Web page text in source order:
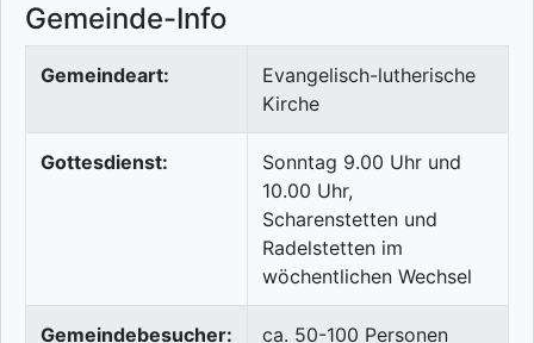
Gemeinde-Info
Gemeindeart:
Evangelisch-lutherische
Kirche
Gottesdienst:
Sonntag 9.00 Uhr und
10.00 Uhr,
Scharenstetten und
Radelstetten im
wöchentlichen Wechsel
Gemeindebesucher: ca. 50-100 Personen